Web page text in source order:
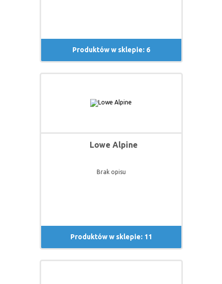
Produktów w sklepie: 6
Lowe Alpine
Brak opisu
Produktów w sklepie: 11